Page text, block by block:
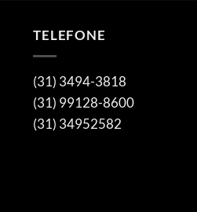
TELEFONE
(31) 3494-3818
(31) 99128-8600
(31) 34952582